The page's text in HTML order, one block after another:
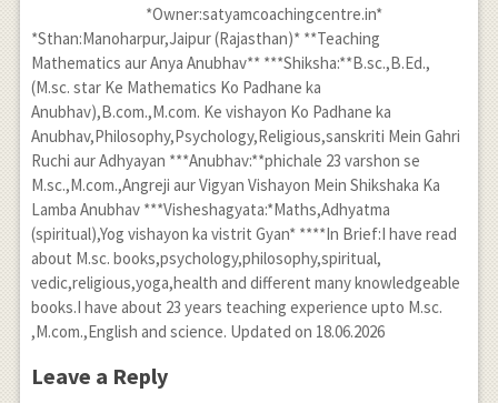
*Owner:satyamcoachingcentre.in*
*Sthan:Manoharpur,Jaipur (Rajasthan)* **Teaching
Mathematics aur Anya Anubhav** ***Shiksha:**B.sc.,B.Ed.,
(M.sc. star Ke Mathematics Ko Padhane ka
Anubhav),B.com.,M.com. Ke vishayon Ko Padhane ka
Anubhav,Philosophy,Psychology,Religious,sanskriti Mein Gahri
Ruchi aur Adhyayan ***Anubhav:**phichale 23 varshon se
M.sc.,M.com.,Angreji aur Vigyan Vishayon Mein Shikshaka Ka
Lamba Anubhav ***Visheshagyata:*Maths,Adhyatma
(spiritual),Yog vishayon ka vistrit Gyan* ****In Brief:I have read
about M.sc. books,psychology,philosophy,spiritual,
vedic,religious,yoga,health and different many knowledgeable
books.I have about 23 years teaching experience upto M.sc.
,M.com.,English and science. Updated on 18.06.2026
Leave a Reply